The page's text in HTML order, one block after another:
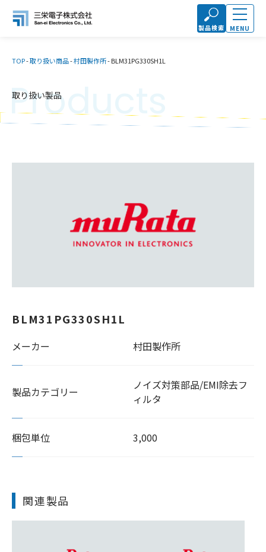
製品検索 MENU
TOP-取り扱い商品-村田製作所-BLM31PG330SH1L
取り扱い製品
Products
BLM31PG330SH1L
メーカー 村田製作所
製品カテゴリー
ノイズ対策部品/EMI除去フ
ィルタ
梱包単位 3,000
関連製品